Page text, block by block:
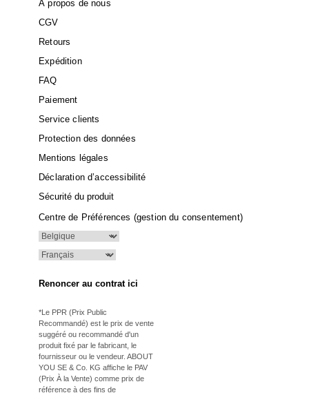
À propos de nous
CGV
Retours
Expédition
FAQ
Paiement
Service clients
Protection des données
Mentions légales
Déclaration d’accessibilité
Sécurité du produit
Centre de Préférences (gestion du consentement)
Renoncer au contrat ici
*Le PPR (Prix Public
Recommandé) est le prix de vente
suggéré ou recommandé d'un
produit fixé par le fabricant, le
fournisseur ou le vendeur. ABOUT
YOU SE & Co. KG affiche le PAV
(Prix À la Vente) comme prix de
référence à des fins de